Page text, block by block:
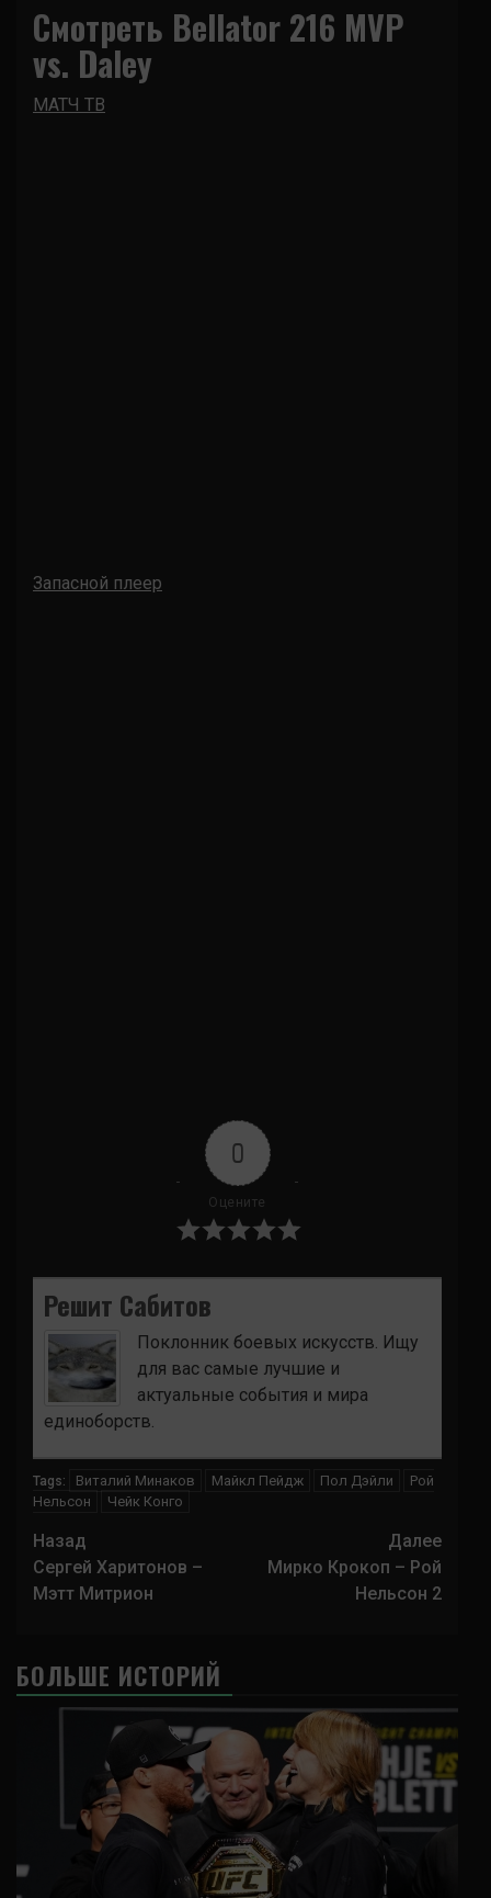
Смотреть Bellator 216 MVP
vs. Daley
МАТЧ ТВ
Запасной плеер
0
Оцените
Решит Сабитов
Поклонник боевых искусств. Ищу
для вас самые лучшие и
актуальные события и мира
единоборств.
Tags: Виталий Минаков Майкл Пейдж Пол Дэйли
Рой
Нельсон
Чейк Конго
Навигация
записи
Назад
Сергей Харитонов –
Мэтт Митрион
Далее
Мирко Крокоп – Рой
Нельсон 2
БОЛЬШЕ ИСТОРИЙ